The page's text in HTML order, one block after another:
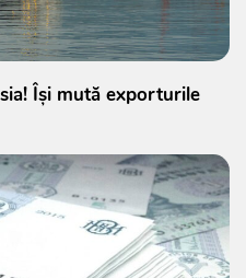
Își mută exporturile